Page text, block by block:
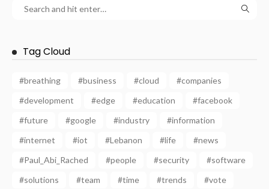
Tag Cloud
#breathing #business #cloud
#companies
#development
#edge #education
#facebook
#future
#google #industry
#information
#internet
#iot #Lebanon #life
#news
#Paul_Abi_Rached
#people #security
#software
#solutions
#team #time #trends
#vote